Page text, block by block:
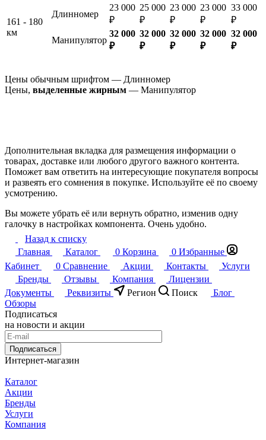
161 - 180
км
Длинномер
23 000
₽
25 000
₽
23 000
₽
23 000
₽
33 000
₽
Манипулятор
32 000
₽
32 000
₽
32 000
₽
32 000
₽
32 000
₽
Цены обычным шрифтом — Длинномер
Цены, выделенные жирным — Манипулятор
Дополнительная вкладка для размещения информации о
товарах, доставке или любого другого важного контента.
Поможет вам ответить на интересующие покупателя вопросы
и развеять его сомнения в покупке. Используйте её по своему
усмотрению.
Вы можете убрать её или вернуть обратно, изменив одну
галочку в настройках компонента. Очень удобно.
Назад к списку
Главная
Каталог 0 Корзина 0 Избранные
Кабинет
0 Сравнение Акции Контакты
Услуги
Бренды
Отзывы Компания
Лицензии
Документы
Реквизиты Регион Поиск
Блог
Обзоры
Подписаться
на новости и акции
Подписаться
Интернет-магазин
Каталог
Акции
Бренды
Услуги
Компания